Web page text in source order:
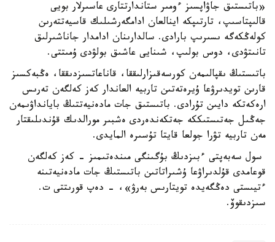
«باتىستىق جاۋاپسىز ءومىر ستاندارتتارى عاسىرلار بويى
قالىپتاسىپ، تارتىپكە اينالعان ادامگەرشىلىك قاسيەتتەرىن
كولەڭكەگە ىسىرىپ بارادى. سالدارىنان ادامدار جاناشىرلىق
تانىتۋدى، دوس بولىپ، شىنايى عاشىق بولۋدى ۇمىتتى.
باتىستىڭ ىقپالىمەن كورسەقىزارلىققا، قاناعاتسىزدىققا، ەڭبەكسىز
قارىن تويدىرۋعا ۇيرەتەتىن تاربيە العاندار كەز كەلگەن تەرىس
ارەكەتكە دايىن تۇرادى. باتىستىق جات مادەنيەتتىڭ بايانداۋىمەن
جەڭىل جەتىستىككە جەتكەندەردى ەشبىر مورالدىك قۇندىلىقتار
مەن تاربيە تۋرا جولعا قايتا تۇسىرە المايدى.
سول سەبەپتى ءبىزدىڭ بۇگىنگى مىندەتىمىز - كەز كەلگەن
قوعامدى قۇلدىراۋعا ۇشىراتاتىن باتىستىڭ جات مادەنيەتىنە
ءتيىستى دەڭگەيدە تويتارىس بەرۋ»، - دەپ قورىتتى ت.
سىزدىقوۆ.